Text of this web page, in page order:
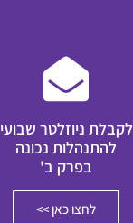
לקבלת ניוזלטר שבועי
להתנהלות נכונה
בפרק ב'
לחצו כאן >>